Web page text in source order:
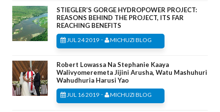
STIEGLER’S GORGE HYDROPOWER PROJECT:
REASONS BEHIND THE PROJECT, ITS FAR
REACHING BENEFITS
JUL 24 2019 - MICHUZI BLOG
Robert Lowassa Na Stephanie Kaaya
Walivyomeremeta Jijini Arusha, Watu Mashuhuri
Wahudhuria Harusi Yao
JUL 16 2019 - MICHUZI BLOG